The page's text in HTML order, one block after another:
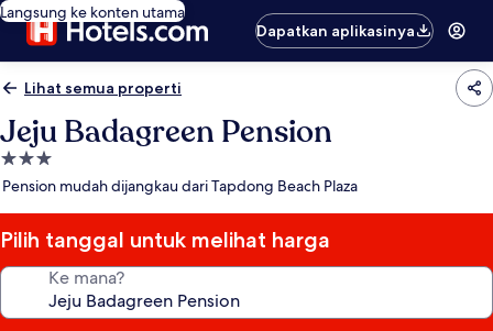
Langsung ke konten utama
Dapatkan aplikasinya
Lihat semua properti
Jeju Badagreen Pension
Properti
bintang
Pension mudah dijangkau dari Tapdong Beach Plaza
Pilih tanggal untuk melihat harga
Ke mana?